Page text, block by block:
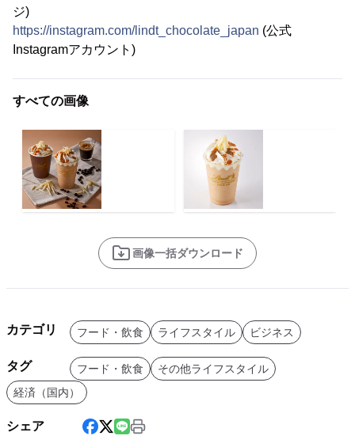
ジ)
https://instagram.com/lindt_chocolate_japan (公式
Instagramアカウント)
すべての画像
画像一括ダウンロード
カテゴリ フード・飲食 ライフスタイル ビジネス
タグ フード・飲食
その他ライフスタイル
経済（国内）
シェア